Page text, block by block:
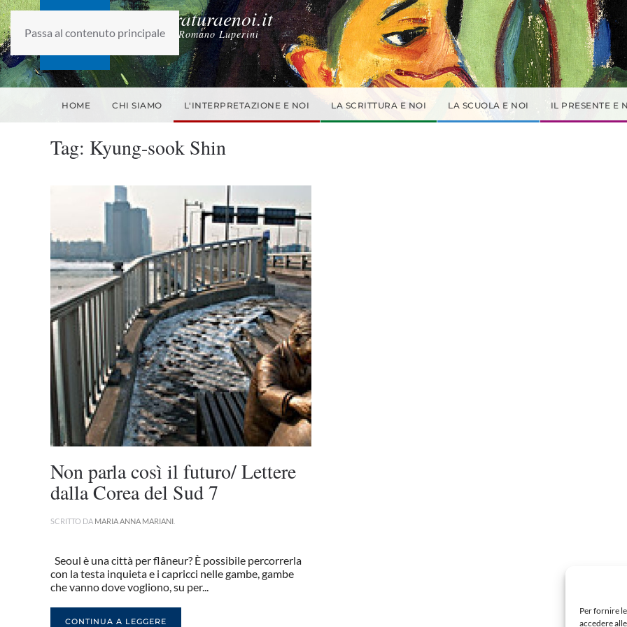
Per fornire
accedere
Passa al contenuto principale
laletteraturaenoi.it
fondato da Romano Luperini
HOME CHI SIAMO L'INTERPRETAZIONE E NOI LA SCRITTURA E NOI LA SCUOLA E NOI IL PRESENTE E
Tag: Kyung-sook Shin
Non parla così il futuro/ Lettere
dalla Corea del Sud 7
SCRITTO DA MARIA ANNA MARIANI
Seoul è una città per flâneur? È possibile percorrerla
con la testa inquieta e i capricci nelle gambe, gambe
che vanno dove vogliono, su per...
CONTINUA A LEGGERE